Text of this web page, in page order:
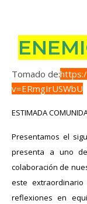
Tomado de:
v=ERmgIrUSWbU
ESTIMADA
Presentamos el
presenta a uno
colaboración de
este
reflexiones en